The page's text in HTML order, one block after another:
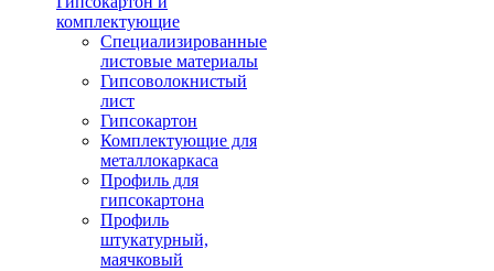
комплектующие
Специализированные
листовые материалы
Гипсоволокнистый
лист
Гипсокартон
Комплектующие для
металлокаркаса
Профиль для
гипсокартона
Профиль
штукатурный,
маячковый